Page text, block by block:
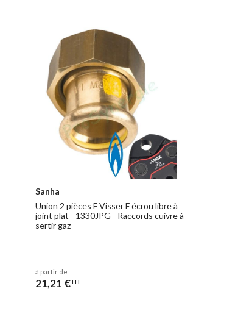
Sanha
Union 2 pièces F Visser F écrou libre à
joint plat - 1330JPG - Raccords cuivre à
sertir gaz
à partir de
21,21 €HT